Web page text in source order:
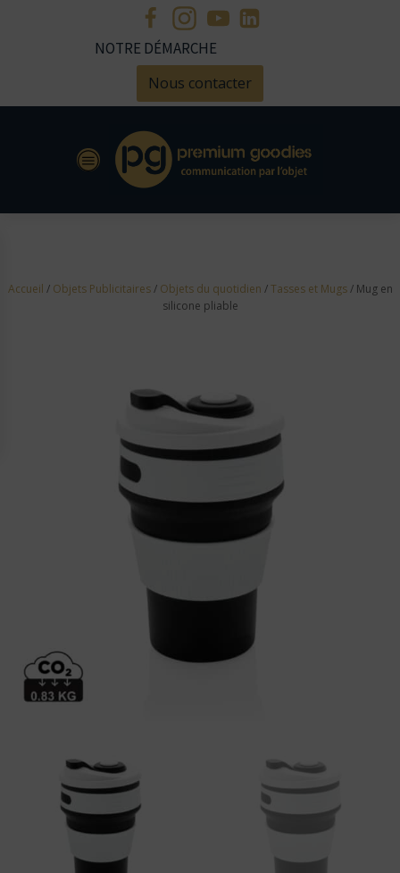
NOTRE DÉMARCHE
Nous contacter
Accueil / Objets Publicitaires/ Objets du quotidien /Tasses et Mugs/ Mug en
silicone pliable